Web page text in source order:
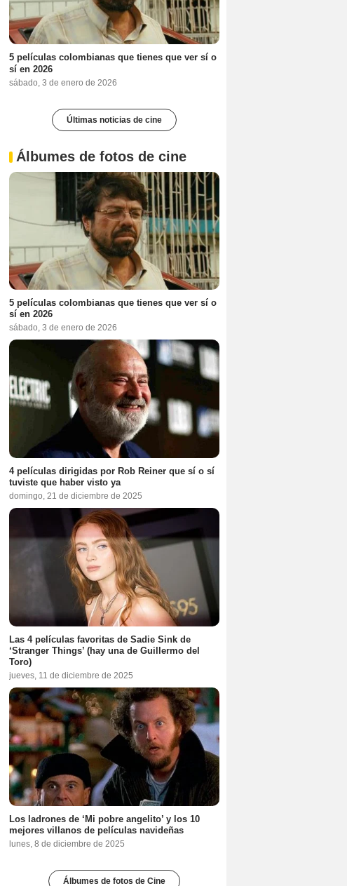
5 películas colombianas que tienes que ver sí o
sí en 2026
sábado, 3 de enero de 2026
Últimas noticias de cine
Álbumes de fotos de cine
5 películas colombianas que tienes que ver sí o
sí en 2026
sábado, 3 de enero de 2026
4 películas dirigidas por Rob Reiner que sí o sí
tuviste que haber visto ya
domingo, 21 de diciembre de 2025
Las 4 películas favoritas de Sadie Sink de
‘Stranger Things’ (hay una de Guillermo del
Toro)
jueves, 11 de diciembre de 2025
Los ladrones de ‘Mi pobre angelito’ y los 10
mejores villanos de películas navideñas
lunes, 8 de diciembre de 2025
Álbumes de fotos de Cine